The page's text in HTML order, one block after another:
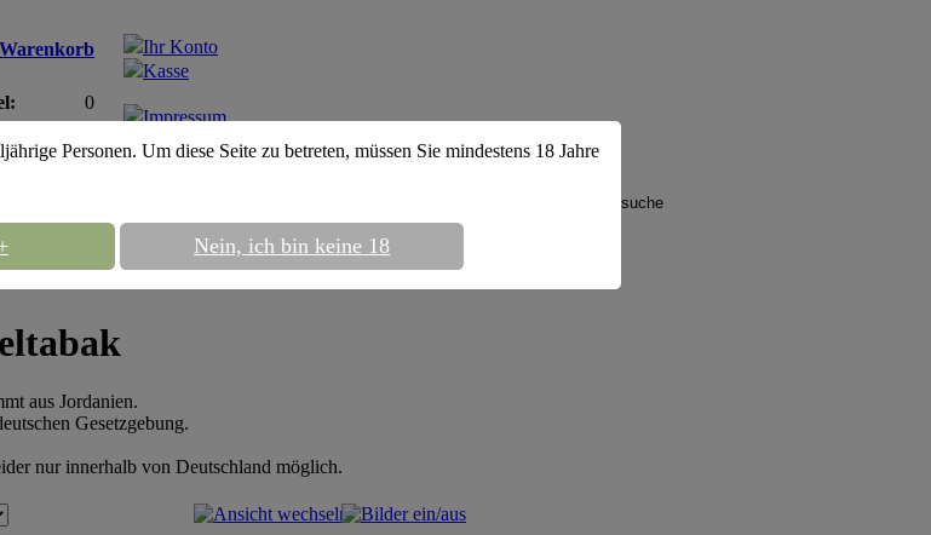
Warenkorb
0
Ihr Konto
Kasse
Impressum
AGB
Al Sultan
aus Jordanien.
Gesetzgebung.
nur innerhalb von Deutschland möglich.
Personen. Um diese Seite zu betreten, müssen Sie mindestens 18 Jahre
Nein, ich bin keine 18